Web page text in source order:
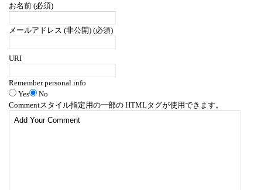
お名前 (必須)
メールアドレス (非公開) (必須)
URI
Remember personal info
Yes
No
Commentスタイル指定用の一部の HTMLタグが使用できます。